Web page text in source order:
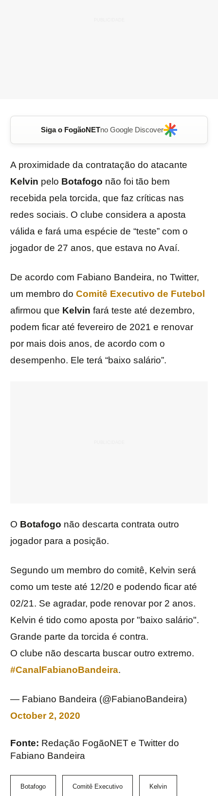
Siga o FogãoNETno Google Discover
A proximidade da contratação do atacante
Kelvin pelo Botafogo não foi tão bem
recebida pela torcida, que faz críticas nas
redes sociais. O clube considera a aposta
válida e fará uma espécie de “teste” com o
jogador de 27 anos, que estava no Avaí.
De acordo com Fabiano Bandeira, no Twitter,
um membro do Comitê Executivo de Futebol
afirmou que Kelvin fará teste até dezembro,
podem ficar até fevereiro de 2021 e renovar
por mais dois anos, de acordo com o
desempenho. Ele terá “baixo salário”.
O Botafogo não descarta contrata outro
jogador para a posição.
Segundo um membro do comitê, Kelvin será
como um teste até 12/20 e podendo ficar até
02/21. Se agradar, pode renovar por 2 anos.
Kelvin é tido como aposta por "baixo salário".
Grande parte da torcida é contra.
O clube não descarta buscar outro extremo.
#CanalFabianoBandeira.
— Fabiano Bandeira (@FabianoBandeira)
October 2, 2020
Fonte: Redação FogãoNET e Twitter do
Fabiano Bandeira
Botafogo Comitê Executivo Kelvin